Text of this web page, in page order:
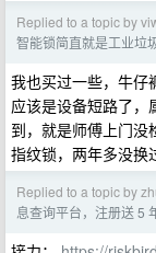
Replied to a topic by
智能锁简直就是工业垃
我也买过一些，牛仔
应该是设备短路了，
到，就是师傅上门没
指纹锁，两年多没换
Replied to a topic by
息查询平台，注册送 5